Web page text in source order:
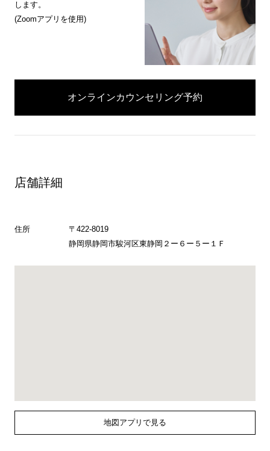
します。
(Zoomアプリを使用)
オンラインカウンセリング予約
店舗詳細
住所
〒422-8019
静岡県静岡市駿河区東静岡２ー６ー５ー１Ｆ
地図アプリで見る